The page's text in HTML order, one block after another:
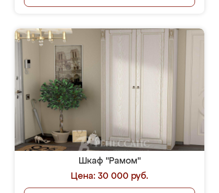
Шкаф "Рамом"
Цена: 30 000 руб.